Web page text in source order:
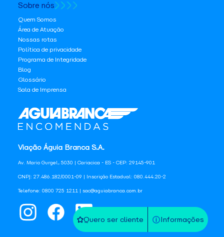
Quero ser cliente Informações
Viação Águia Branca S.A.
Av. Mario Gurgel, 5030 | Cariacica - ES - CEP: 29145-901
CNPJ: 27.486.182/0001-09 | Inscrição Estadual: 080.444.20-2
Telefone: 0800 725 1211 | sac@aguiabranca.com.br
Sobre nós
Quem Somos
Área de Atuação
Nossas rotas
Política de privacidade
Programa de Integridade
Blog
Glossário
Sala de Imprensa